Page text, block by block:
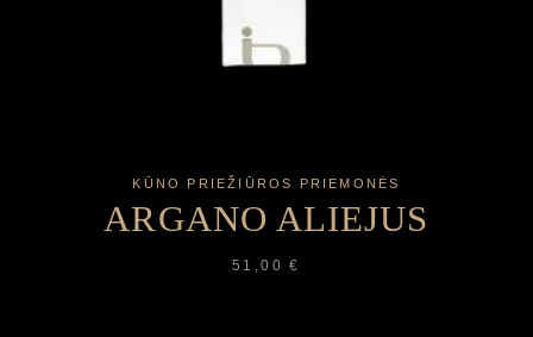
KŪNO PRIEŽIŪROS PRIEMONĖS
ARGANO ALIEJUS
51,00€